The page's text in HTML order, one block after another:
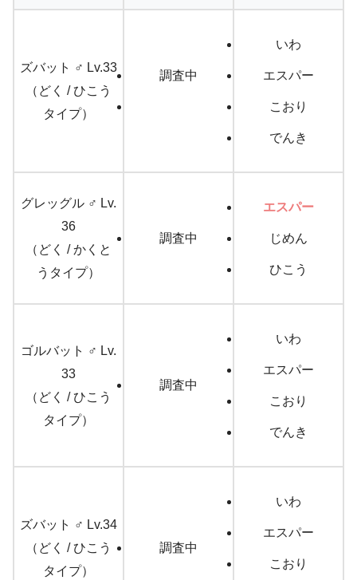
ズバット ♂ Lv.33
（どく / ひこう
タイプ）
調査中
いわ
エスパー
こおり
でんき
グレッグル ♂ Lv.
36
（どく / かくと
うタイプ）
調査中
エスパー
じめん
ひこう
ゴルバット ♂ Lv.
33
（どく / ひこう
タイプ）
調査中
いわ
エスパー
こおり
でんき
ズバット ♂ Lv.34
（どく / ひこう
タイプ）
調査中
いわ
エスパー
こおり